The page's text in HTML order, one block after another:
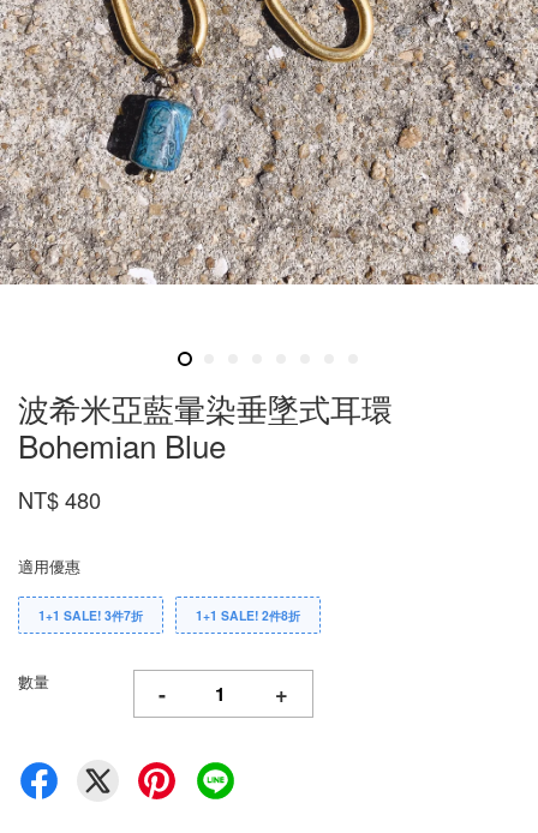
波希米亞藍暈染垂墜式耳環
Bohemian Blue
NT$ 480
適用優惠
1+1 SALE! 3件7折 1+1 SALE! 2件8折
數量 - +